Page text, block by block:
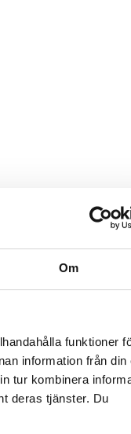
Om
funktioner
information från din
tur kombinera
deras tjänster. Du